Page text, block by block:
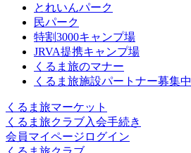
とれいんパーク
民パーク
特割3000キャンプ場
JRVA提携キャンプ場
くるま旅のマナー
くるま旅施設パートナー募集中
くるま旅マーケット
くるま旅クラブ入会手続き
会員マイページログイン